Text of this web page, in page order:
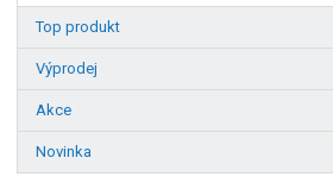
Top produkt
Výprodej
Akce
Novinka